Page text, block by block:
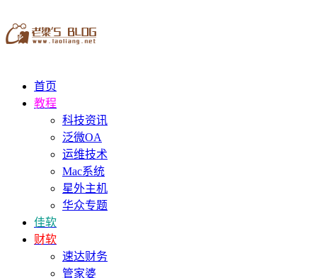
首页
教程
科技资讯
泛微OA
运维技术
Mac系统
星外主机
华众专题
佳软
财软
速达财务
管家婆